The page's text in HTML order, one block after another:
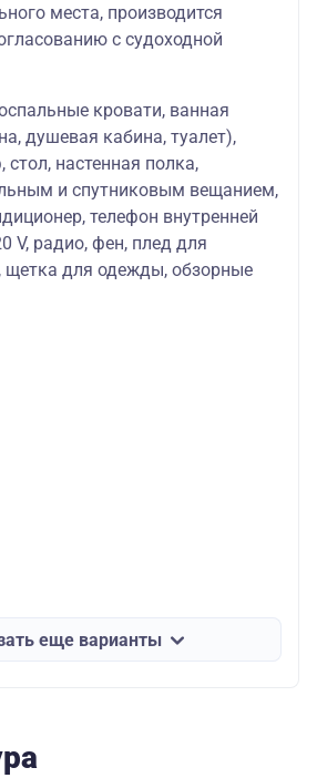
места, производится
с судоходной
кровати, ванная
душевая кабина, туалет),
настенная полка,
и спутниковым вещанием,
телефон внутренней
V, радио, фен, плед для
щетка для одежды, обзорные
еще варианты